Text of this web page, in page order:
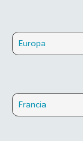
Europa
Francia